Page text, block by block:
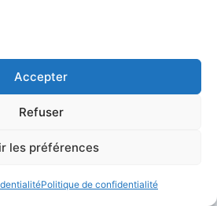
Accepter
Refuser
les préférences
Politique de confidentialité
aider à créer des titres,
d’images ou des
éditoriaux. Sur une
elle pourrait aider à
produits, mais il faudra
commerciales